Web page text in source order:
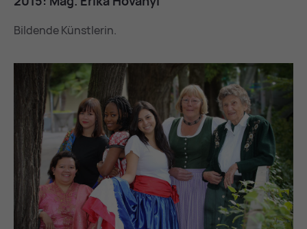
Bildende Künstlerin.